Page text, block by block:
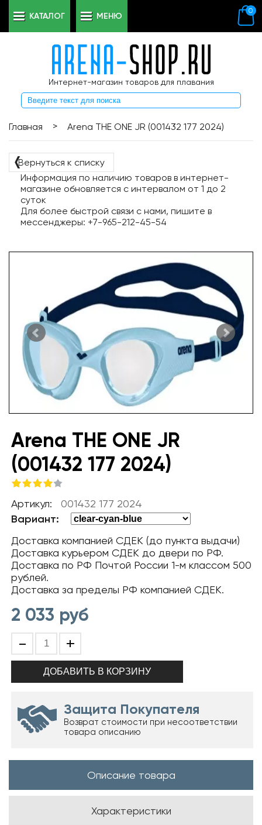
Интернет-магазин товаров для плавания
0
КАТАЛОГ МЕНЮ
Главная > Arena THE ONE JR (001432 177 2024)
❬Вернуться к списку
Информация по наличию товаров в интернет-
магазине обновляется с интервалом от 1 до 2
суток
Для более быстрой связи с нами, пишите в
мессенджеры: +7-965-212-45-54
Arena THE ONE JR
(001432 177 2024)
Артикул: 001432 177 2024
Вариант:
Доставка компанией СДЕК (до пункта выдачи)
Доставка курьером СДЕК до двери по РФ.
Доставка по РФ Почтой России 1-м классом 500
рублей.
Доставка за пределы РФ компанией СДЕК.
2 033 руб
- +
Защита Покупателя
Возврат стоимости при несоответствии
товара описанию
Описание товара
Характеристики